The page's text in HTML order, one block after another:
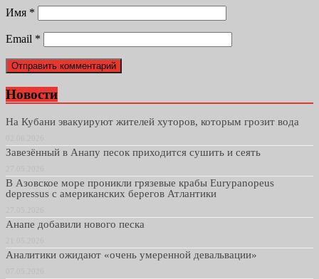
Имя *
Email *
Новости
На Кубани эвакуируют жителей хуторов, которым грозит вода
Завезённый в Анапу песок приходится сушить и сеять
В Азовское море проникли грязевые крабы Eurypanopeus
depressus с американских берегов Атлантики
Анапе добавили нового песка
Аналитики ожидают «очень умеренной девальвации»